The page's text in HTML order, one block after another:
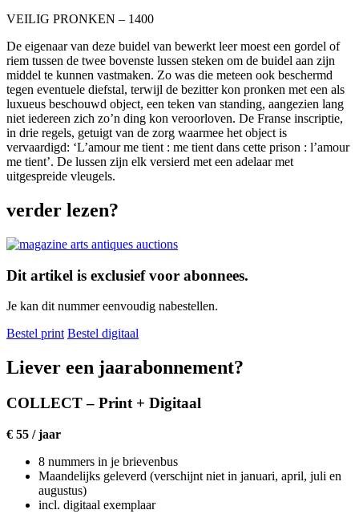
VEILIG PRONKEN – 1400
De eigenaar van deze buidel van bewerkt leer moest een gordel of
riem tussen de twee bovenste lussen steken om de buidel aan zijn
middel te kunnen vastmaken. Zo was die meteen ook beschermd
tegen eventuele diefstal, terwijl de bezitter kon pronken met een als
luxueus beschouwd object, een teken van standing, aangezien lang
niet iedereen zich zo’n ding kon veroorloven. De Franse inscriptie,
in drie regels, getuigt van de zorg waarmee het object is
vervaardigd: ‘L’amour me tient : me tient dans cette prison : l’amour
me tient’. De lussen zijn elk versierd met een adelaar met
uitgespreide vleugels.
verder lezen?
Dit artikel is exclusief voor abonnees.
Je kan dit nummer eenvoudig nabestellen.
Bestel print Bestel digitaal
Liever een jaarabonnement?
COLLECT – Print + Digitaal
€ 55 / jaar
8 nummers in je brievenbus
Maandelijks geleverd (verschijnt niet in januari, april, juli en
augustus)
incl. digitaal exemplaar